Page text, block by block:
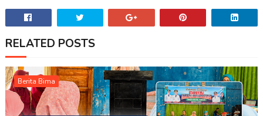
RELATED POSTS
Berita Bima